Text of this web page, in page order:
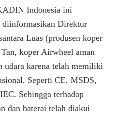
Indonesia ini
diinformasikan Direktur
Luas (produsen koper
koper Airwheel aman
udara karena telah memiliki
Seperti CE, MSDS,
Sehingga terhadap
dan baterai telah diakui